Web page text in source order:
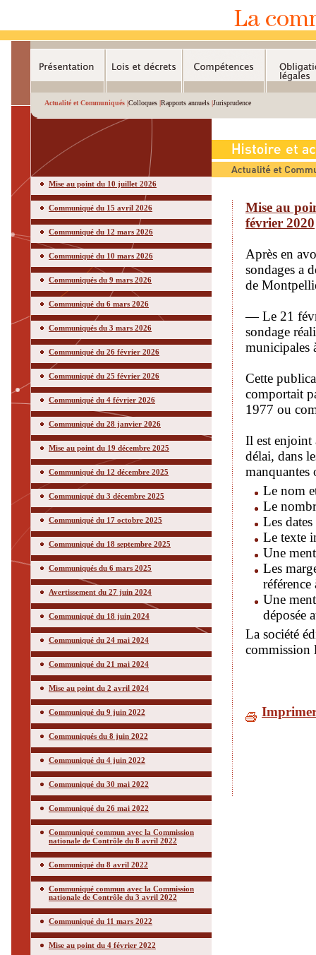
Actualité et Communiqués |Colloques |Rapports annuels |Jurisprudence
Mise au point du 10 juillet 2026
Communiqué du 15 avril 2026
Communiqué du 12 mars 2026
Communiqué du 10 mars 2026
Communiqués du 9 mars 2026
Communiqué du 6 mars 2026
Communiqués du 3 mars 2026
Communiqué du 26 février 2026
Communiqué du 25 février 2026
Communiqué du 4 février 2026
Communiqué du 28 janvier 2026
Mise au point du 19 décembre 2025
Communiqué du 12 décembre 2025
Communiqué du 3 décembre 2025
Communiqué du 17 octobre 2025
Communiqué du 18 septembre 2025
Communiqués du 6 mars 2025
Avertissement du 27 juin 2024
Communiqué du 18 juin 2024
Communiqué du 24 mai 2024
Communiqué du 21 mai 2024
Mise au point du 2 avril 2024
Communiqué du 9 juin 2022
Communiqués du 8 juin 2022
Communiqué du 4 juin 2022
Communiqué du 30 mai 2022
Communiqué du 26 mai 2022
Communiqué commun avec la Commission
nationale de Contrôle du 8 avril 2022
Communiqué du 8 avril 2022
Communiqué commun avec la Commission
nationale de Contrôle du 3 avril 2022
Communiqué du 11 mars 2022
Mise au point du 4 février 2022
Mise au
février 2020
Après en
sondages a
de
— Le 21
sondage
municipales
Cette
comportait
1977 ou
Il est enjoint
délai, dans
manquantes
Le nom
Le
Les
Le texte
Une
Les
Une
déposée
La société
commission